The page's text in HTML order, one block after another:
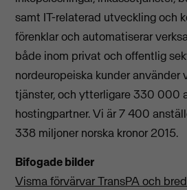
samt IT-relaterad utveckling och
förenklar och automatiserar
både inom privat och offentlig
nordeuropeiska kunder använder
tjänster, och ytterligare 330 000
hostingpartner. Vi är 7 400
338 miljoner norska kronor 2015.
Bifogade bilder
Visma förvärvar TransPA och